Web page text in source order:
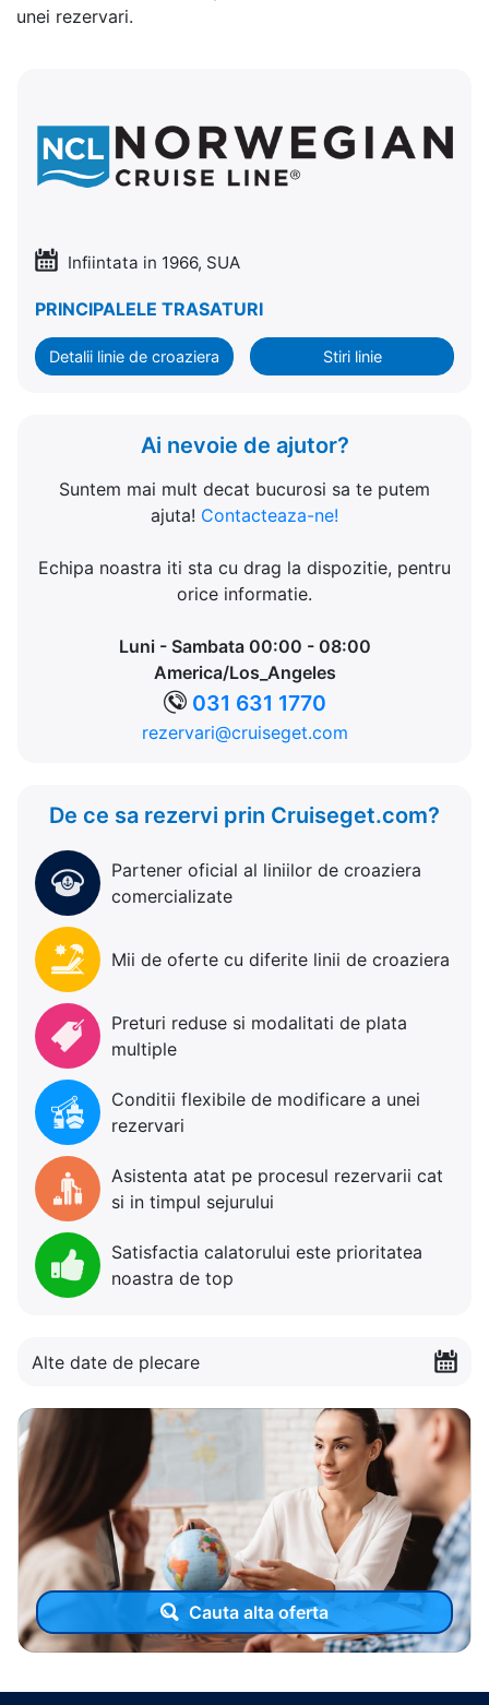
unei rezervari.
Infiintata in 1966, SUA
PRINCIPALELE TRASATURI
Detalii linie de croaziera Stiri linie
Ai nevoie de ajutor?
Suntem mai mult decat bucurosi sa te putem
ajuta! Contacteaza-ne!
Echipa noastra iti sta cu drag la dispozitie, pentru
orice informatie.
Luni - Sambata 00:00 - 08:00
America/Los_Angeles
031 631 1770
rezervari@cruiseget.com
De ce sa rezervi prin Cruiseget.com?
Partener oficial al liniilor de croaziera
comercializate
Mii de oferte cu diferite linii de croaziera
Preturi reduse si modalitati de plata
multiple
Conditii flexibile de modificare a unei
rezervari
Asistenta atat pe procesul rezervarii cat
si in timpul sejurului
Satisfactia calatorului este prioritatea
noastra de top
Alte date de plecare
Cauta alta oferta